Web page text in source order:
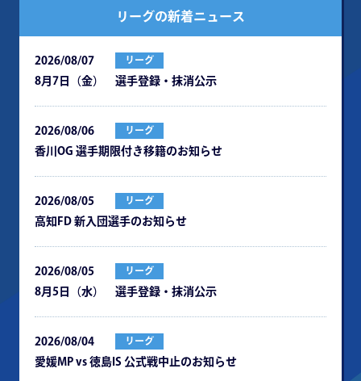
リーグの新着ニュース
2026/08/07 リーグ
8月7日（金） 選手登録・抹消公示
2026/08/06 リーグ
⾹川OG 選⼿期限付き移籍のお知らせ
2026/08/05 リーグ
⾼知FD 新⼊団選⼿のお知らせ
2026/08/05 リーグ
8月5日（水） 選手登録・抹消公示
2026/08/04 リーグ
愛媛MP vs 徳島IS 公式戦中⽌のお知らせ